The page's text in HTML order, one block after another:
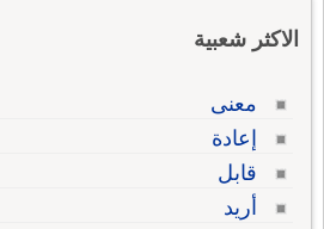
الاكثر شعبية
معنى
إعادة
قابل
أريد